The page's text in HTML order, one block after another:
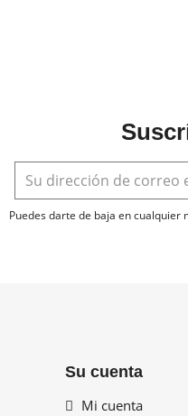
Puedes darte de baja en
Su cuenta
Mi cuenta